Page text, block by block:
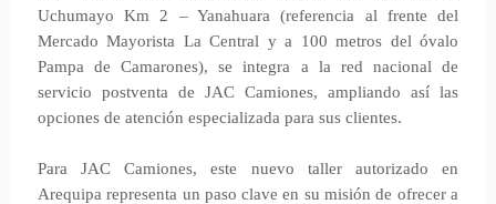
Uchumayo Km 2 – Yanahuara (referencia al frente del
Mercado Mayorista La Central y a 100 metros del óvalo
Pampa de Camarones), se integra a la red nacional de
servicio postventa de JAC Camiones, ampliando así las
opciones de atención especializada para sus clientes.
Para JAC Camiones, este nuevo taller autorizado en
Arequipa representa un paso clave en su misión de ofrecer a